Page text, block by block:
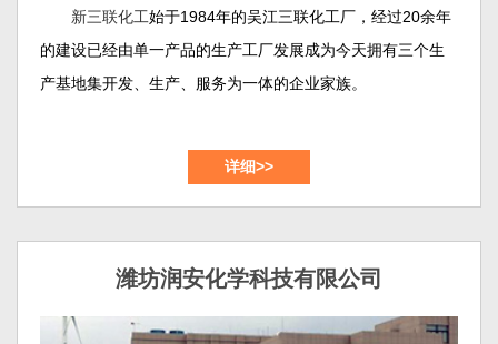
新三联化工始于1984年的吴江三联化工厂，经过20余年
的建设已经由单一产品的生产工厂发展成为今天拥有三个生
产基地集开发、生产、服务为一体的企业家族。
吴江市新三联化工有限公司和吴江市海联化工进出口有
限公司位于苏州大市的南面，紧邻上海、交通便利、风景秀
详细>>
潍坊润安化学科技有限公司